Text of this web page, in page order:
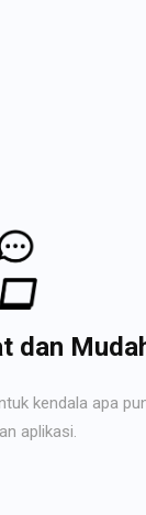
dan
kendala apa
aplikasi.